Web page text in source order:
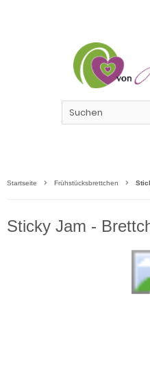
Startseite Frühstücksbrettchen
Sticky Jam -